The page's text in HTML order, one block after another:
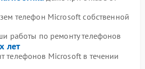
телефон Microsoft собственной
работы по ремонту телефонов
лет
телефонов Microsoft в течении